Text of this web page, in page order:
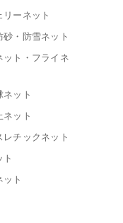
リーネット
砂・防雪ネット
ット・フライネ
ネット
ネット
レチックネット
ト
ット